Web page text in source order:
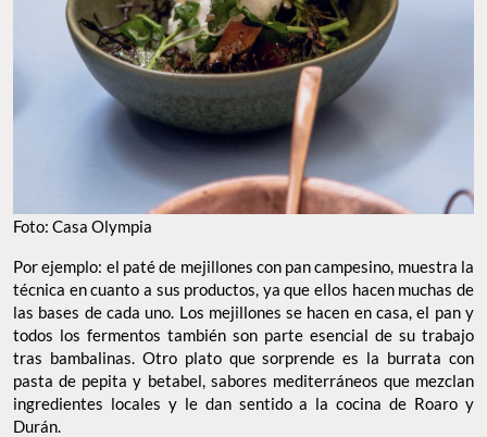
Foto: Casa Olympia
Por ejemplo: el paté de mejillones con pan campesino, muestra la
técnica en cuanto a sus productos, ya que ellos hacen muchas de
las bases de cada uno. Los mejillones se hacen en casa, el pan y
todos los fermentos también son parte esencial de su trabajo
tras bambalinas. Otro plato que sorprende es la burrata con
pasta de pepita y betabel, sabores mediterráneos que mezclan
ingredientes locales y le dan sentido a la cocina de Roaro y
Durán.